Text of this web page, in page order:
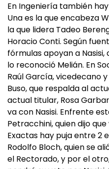
En Ingeniería también
Una es la que encabeza
la que lidera Tadeo
Horacio Conti. Según
fórmulas apoyan a
lo reconoció Melián. En
Raúl García, vicedecano
Buso, que respalda al
actual titular, Rosa
va con Nasisi. Enfrente
Petracchini, quien dijo
Exactas hay puja entre 2
Rodolfo Bloch, quien se
el Rectorado, y por el